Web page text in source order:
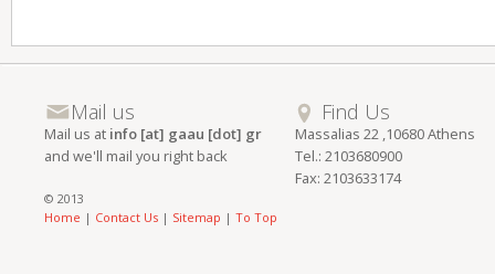
Mail us
Mail us at info [at] gaau [dot] gr
and we'll mail you right back
Find Us
Massalias 22 ,10680 Athens
Tel.: 2103680900
Fax: 2103633174
© 2013
Home | Contact Us | Sitemap | To Top